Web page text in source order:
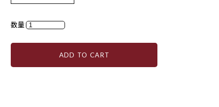
数量
ADD TO CART